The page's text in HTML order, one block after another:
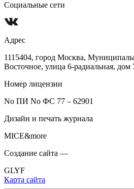
Социальные сети
Адрес
1115404, город Москва,
Восточное, улица 6-радиальная, дом
Номер лицензии
No ПИ No ФС 77 – 62901
Дизайн и печать журнала
MICE&more
Создание сайта —
GLYF
Карта сайта